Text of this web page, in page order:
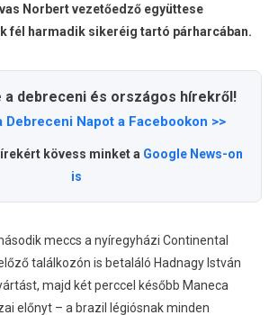
Norbert vezetőedző együttese
fél harmadik sikeréig tartó párharcában.
a debreceni és országos hírekről!
Debreceni Napot a Facebookon >>
kövess minket a Google News-on
is
meccs a nyíregyházi Continental
találkozón is betaláló Hadnagy István
majd két perccel később Maneca
előnyt – a brazil légiósnak minden